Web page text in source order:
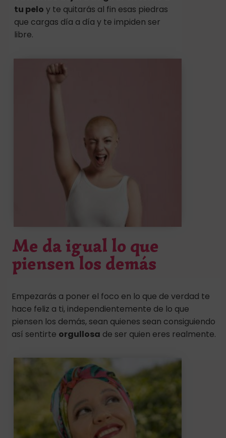
tu pelo y te quitarás al fin esas piedras
que cargas día a día y te impiden ser
libre.
Me da igual lo que
piensen los demás
Empezarás a poner el foco en lo que de verdad te
hace feliz a ti, independientemente de lo que
piensen los demás, sean quienes sean consiguiendo
así sentirte orgullosa de ser quien eres realmente.